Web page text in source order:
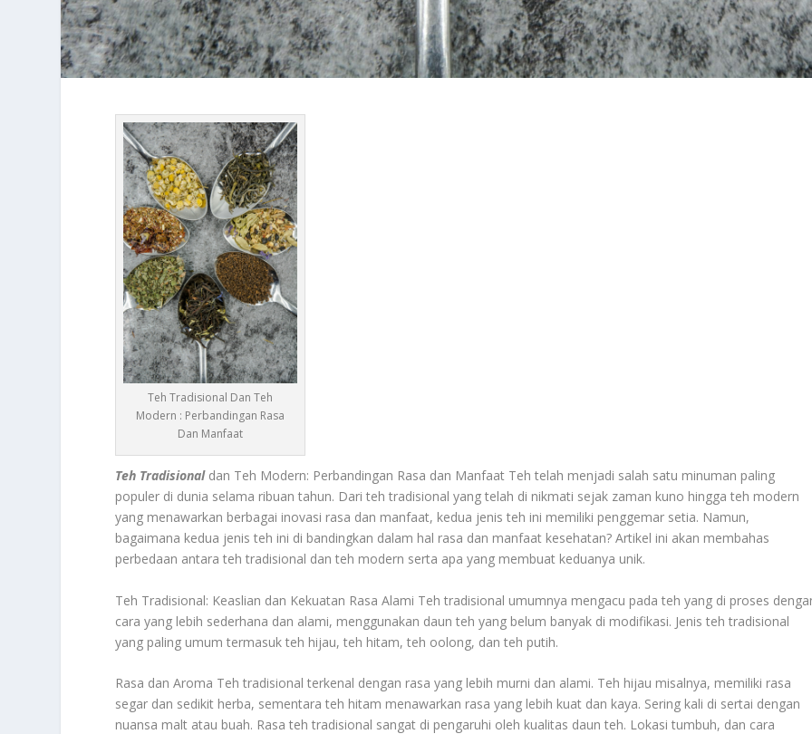
Teh Tradisional Dan Teh
Modern : Perbandingan Rasa
Dan Manfaat
Teh Tradisionaldan Teh Modern: Perbandingan Rasa dan Manfaat Teh telah menjadi salah satu minuman paling
populer di dunia selama ribuan tahun. Dari teh tradisional yang telah di nikmati sejak zaman kuno hingga teh modern
yang menawarkan berbagai inovasi rasa dan manfaat, kedua jenis teh ini memiliki penggemar setia. Namun,
bagaimana kedua jenis teh ini di bandingkan dalam hal rasa dan manfaat kesehatan? Artikel ini akan membahas
perbedaan antara teh tradisional dan teh modern serta apa yang membuat keduanya unik.
Teh Tradisional: Keaslian dan Kekuatan Rasa Alami Teh tradisional umumnya mengacu pada teh yang di proses
cara yang lebih sederhana dan alami, menggunakan daun teh yang belum banyak di modifikasi. Jenis teh tradisional
yang paling umum termasuk teh hijau, teh hitam, teh oolong, dan teh putih.
Rasa dan Aroma Teh tradisional terkenal dengan rasa yang lebih murni dan alami. Teh hijau misalnya, memiliki rasa
segar dan sedikit herba, sementara teh hitam menawarkan rasa yang lebih kuat dan kaya. Sering kali di sertai dengan
nuansa malt atau buah. Rasa teh tradisional sangat di pengaruhi oleh kualitas daun teh. Lokasi tumbuh, dan cara